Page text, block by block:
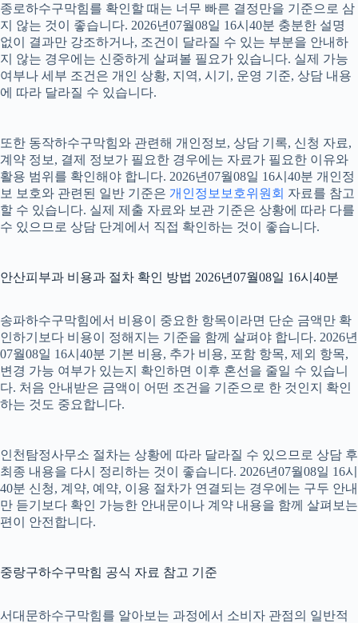
종로하수구막힘를 확인할 때는 너무 빠른 결정만을 기준으로 삼
지 않는 것이 좋습니다. 2026년07월08일 16시40분 충분한 설명
없이 결과만 강조하거나, 조건이 달라질 수 있는 부분을 안내하
지 않는 경우에는 신중하게 살펴볼 필요가 있습니다. 실제 가능
여부나 세부 조건은 개인 상황, 지역, 시기, 운영 기준, 상담 내용
에 따라 달라질 수 있습니다.
또한 동작하수구막힘와 관련해 개인정보, 상담 기록, 신청 자료,
계약 정보, 결제 정보가 필요한 경우에는 자료가 필요한 이유와
활용 범위를 확인해야 합니다. 2026년07월08일 16시40분 개인정
보 보호와 관련된 일반 기준은 개인정보보호위원회 자료를 참고
할 수 있습니다. 실제 제출 자료와 보관 기준은 상황에 따라 다를
수 있으므로 상담 단계에서 직접 확인하는 것이 좋습니다.
안산피부과 비용과 절차 확인 방법 2026년07월08일 16시40분
송파하수구막힘에서 비용이 중요한 항목이라면 단순 금액만 확
인하기보다 비용이 정해지는 기준을 함께 살펴야 합니다. 2026년
07월08일 16시40분 기본 비용, 추가 비용, 포함 항목, 제외 항목,
변경 가능 여부가 있는지 확인하면 이후 혼선을 줄일 수 있습니
다. 처음 안내받은 금액이 어떤 조건을 기준으로 한 것인지 확인
하는 것도 중요합니다.
인천탐정사무소 절차는 상황에 따라 달라질 수 있으므로 상담 후
최종 내용을 다시 정리하는 것이 좋습니다. 2026년07월08일 16시
40분 신청, 계약, 예약, 이용 절차가 연결되는 경우에는 구두 안내
만 듣기보다 확인 가능한 안내문이나 계약 내용을 함께 살펴보는
편이 안전합니다.
중랑구하수구막힘 공식 자료 참고 기준
서대문하수구막힘를 알아보는 과정에서 소비자 관점의 일반적